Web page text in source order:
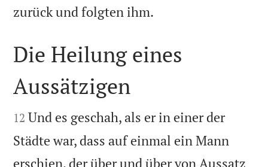
zurück und folgten ihm.

Die Heilung eines
Aussätzigen

12 Und es geschah, als er in einer der
Städte war, dass auf einmal ein Mann
erschien, der über und über von Aussatz